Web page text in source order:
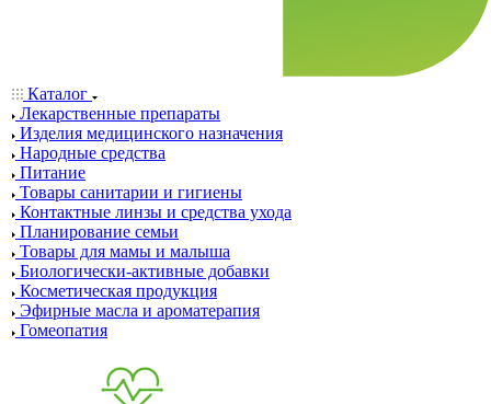
Каталог
Лекарственные препараты
Изделия медицинского назначения
Народные средства
Питание
Товары санитарии и гигиены
Контактные линзы и средства ухода
Планирование семьи
Товары для мамы и малыша
Биологически-активные добавки
Косметическая продукция
Эфирные масла и ароматерапия
Гомеопатия